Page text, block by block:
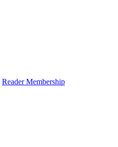
Reader Membership